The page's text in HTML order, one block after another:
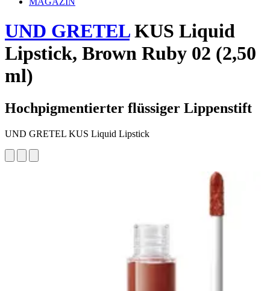
UND GRETELKUS Liquid
Lipstick, Brown Ruby 02 (2,50
ml)
Hochpigmentierter flüssiger Lippenstift
UND GRETEL KUS Liquid Lipstick